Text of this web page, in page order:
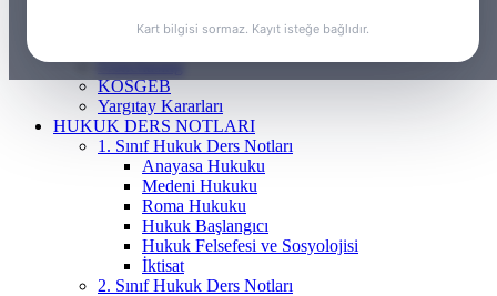
Kart bilgisi sormaz. Kayıt isteğe bağlıdır.
Vergi & İdare Hukuku
Frenchasıng
KOSGEB
Yargıtay Kararları
HUKUK DERS NOTLARI
1. Sınıf Hukuk Ders Notları
Anayasa Hukuku
Medeni Hukuku
Roma Hukuku
Hukuk Başlangıcı
Hukuk Felsefesi ve Sosyolojisi
İktisat
2. Sınıf Hukuk Ders Notları